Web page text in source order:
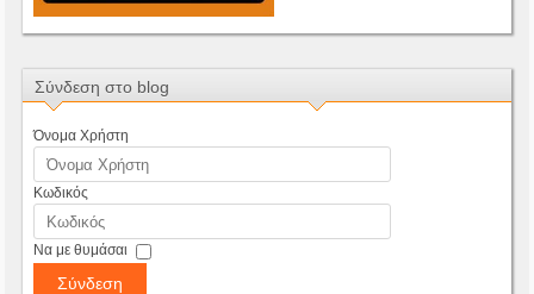
Σύνδεση στο blog
Όνομα Χρήστη
Κωδικός
Να με θυμάσαι
Σύνδεση